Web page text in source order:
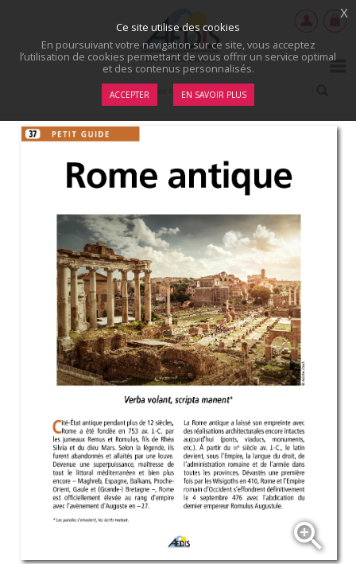
zoom_in
Ce site utilise des cookies
En poursuivant votre navigation sur ce site, vous acceptez
l’utilisation de cookies permettant de vous offrir un service optimal
et des contenus personnalisés.
ACCEPTER EN SAVOIR PLUS
x